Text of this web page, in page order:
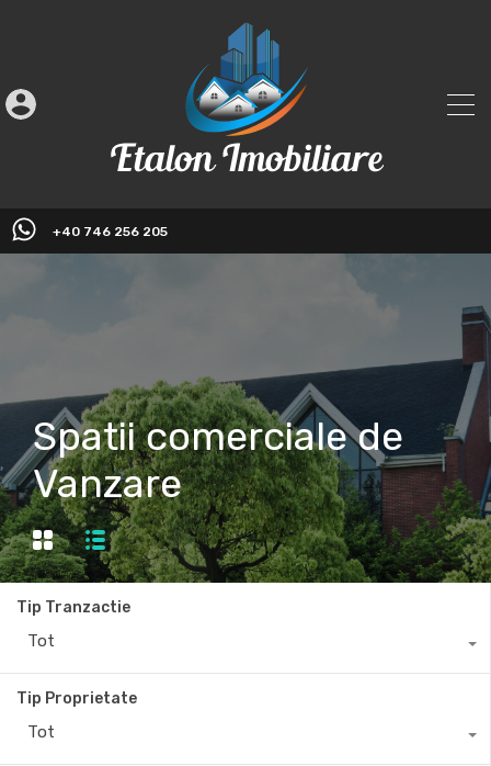
+40 746 256 205
Spatii comerciale de
Vanzare
Tip Tranzactie
Tot
Tip Proprietate
Tot